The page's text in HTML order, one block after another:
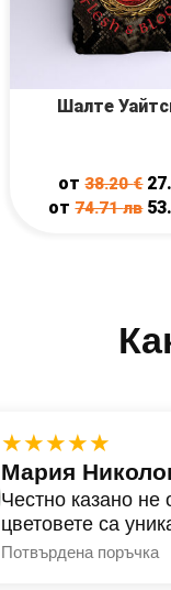
Шалте
от38.20€
от74.71лв
★★★★★
Мария
Честно казано
цветовете са
Потвърдена поръчка